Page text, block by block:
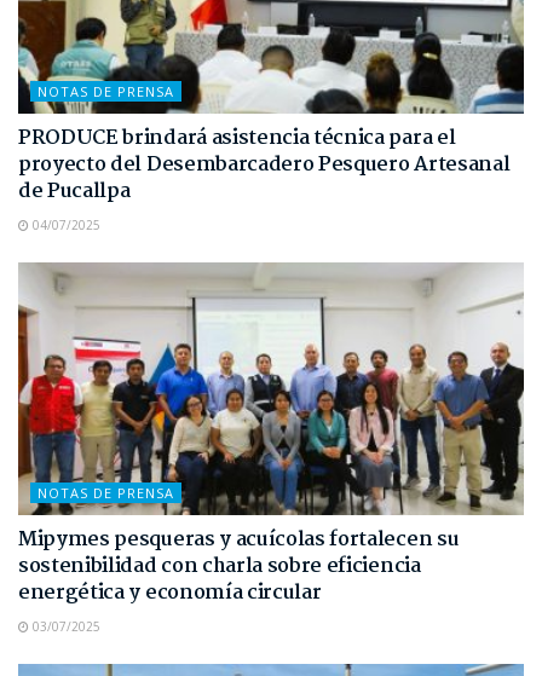
NOTAS DE PRENSA
PRODUCE brindará asistencia técnica para el
proyecto del Desembarcadero Pesquero Artesanal
de Pucallpa
04/07/2025
NOTAS DE PRENSA
Mipymes pesqueras y acuícolas fortalecen su
sostenibilidad con charla sobre eficiencia
energética y economía circular
03/07/2025